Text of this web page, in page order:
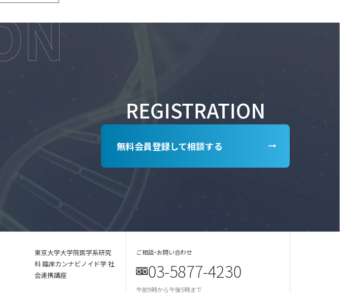
REGISTRATION
無料会員登録して相談する
東京大学大学院医学系研究
科 臨床カンナビノイド学 社
会連携講座
ご相談・お問い合わせ
03-5877-4230
午前9時から午後5時まで
某美容雑誌の炭酸洗顔、着色料不使用と説